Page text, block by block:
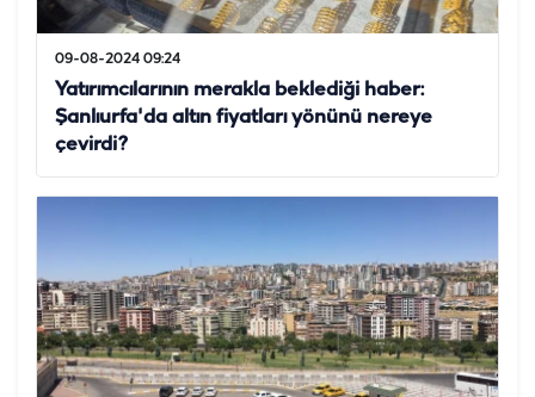
09-08-2024 09:24
Yatırımcılarının merakla beklediği haber:
Şanlıurfa'da altın fiyatları yönünü nereye
çevirdi?